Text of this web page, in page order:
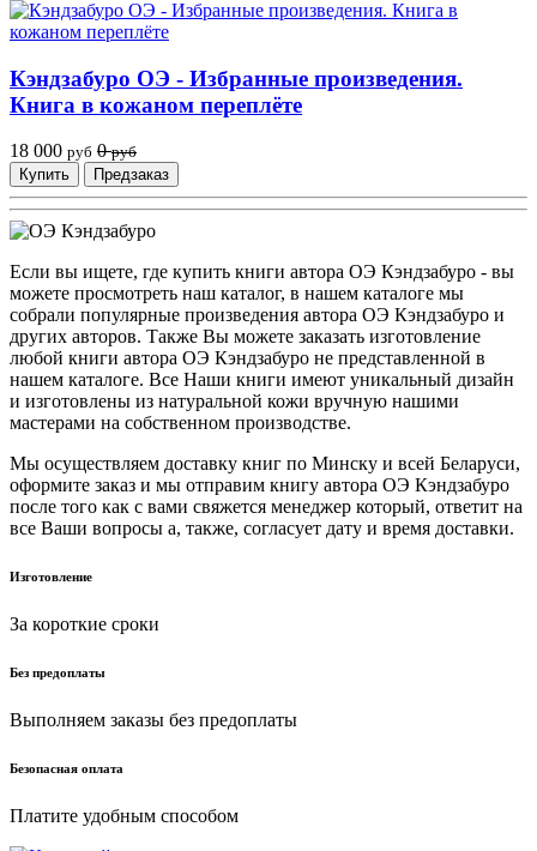
Кэндзабуро ОЭ - Избранные произведения.
Книга в кожаном переплёте
18 000 руб 0 руб
Купить
Предзаказ
Если вы ищете, где купить книги автора ОЭ Кэндзабуро - вы
можете просмотреть наш каталог, в нашем каталоге мы
собрали популярные произведения автора ОЭ Кэндзабуро и
других авторов. Также Вы можете заказать изготовление
любой книги автора ОЭ Кэндзабуро не представленной в
нашем каталоге. Все Наши книги имеют уникальный дизайн
и изготовлены из натуральной кожи вручную нашими
мастерами на собственном производстве.
Мы осуществляем доставку книг по Минску и всей Беларуси,
оформите заказ и мы отправим книгу автора ОЭ Кэндзабуро
после того как с вами свяжется менеджер который, ответит на
все Ваши вопросы а, также, согласует дату и время доставки.
Изготовление
За короткие сроки
Без предоплаты
Выполняем заказы без предоплаты
Безопасная оплата
Платите удобным способом